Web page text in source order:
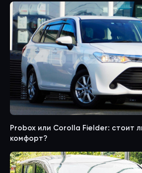
Probox или Corolla Fielder: стоит
комфорт?